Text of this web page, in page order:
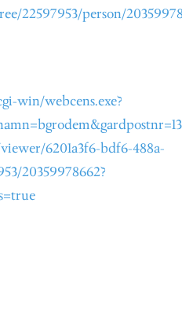
22597953/person/
win/webcens.exe?
6201a3f6-bdf6-488a-
20359978662?